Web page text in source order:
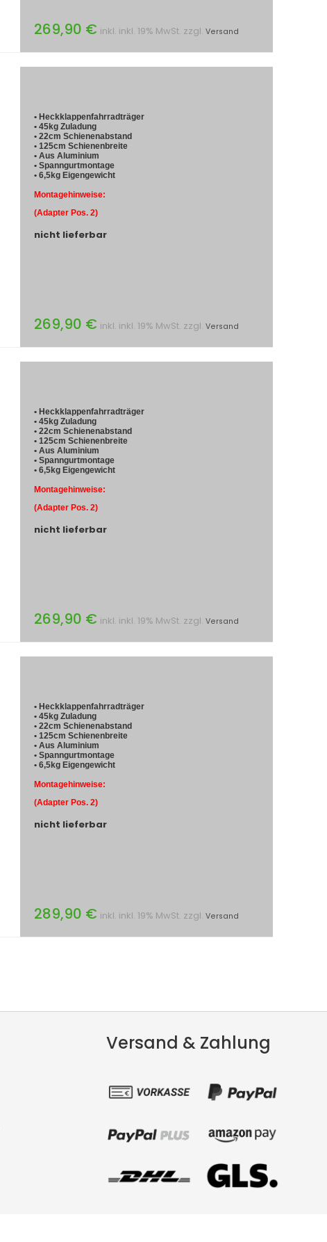
269,90 € inkl. inkl. 19% MwSt. zzgl. Versand
• Heckklappenfahrradträger
• 45kg Zuladung
• 22cm Schienenabstand
• 125cm Schienenbreite
• Aus Aluminium
• Spanngurtmontage
• 6,5kg Eigengewicht
Montagehinweise:
(Adapter Pos. 2)
nicht lieferbar
269,90 € inkl. inkl. 19% MwSt. zzgl. Versand
• Heckklappenfahrradträger
• 45kg Zuladung
• 22cm Schienenabstand
• 125cm Schienenbreite
• Aus Aluminium
• Spanngurtmontage
• 6,5kg Eigengewicht
Montagehinweise:
(Adapter Pos. 2)
nicht lieferbar
269,90 € inkl. inkl. 19% MwSt. zzgl. Versand
• Heckklappenfahrradträger
• 45kg Zuladung
• 22cm Schienenabstand
• 125cm Schienenbreite
• Aus Aluminium
• Spanngurtmontage
• 6,5kg Eigengewicht
Montagehinweise:
(Adapter Pos. 2)
nicht lieferbar
289,90 € inkl. inkl. 19% MwSt. zzgl. Versand
Versand & Zahlung